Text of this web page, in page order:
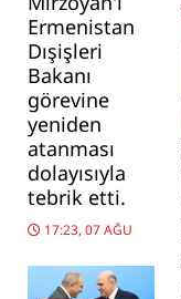
Ermenistan
Dışişleri
Bakanı
görevine
yeniden
atanması
dolayısıyla
tebrik etti.
17:23, 07 AĞU